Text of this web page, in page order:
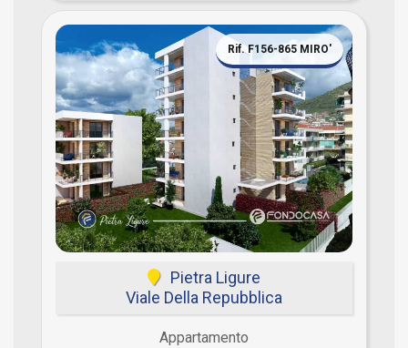
Rif. F156-865 MIRO'
Pietra Ligure
Viale Della Repubblica
Appartamento